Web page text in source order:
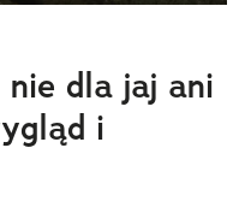
dla jaj ani
i